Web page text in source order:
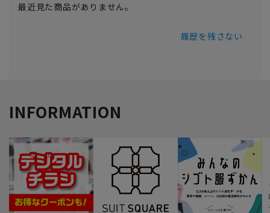
最近見た商品がありません。
履歴を残さない
INFORMATION